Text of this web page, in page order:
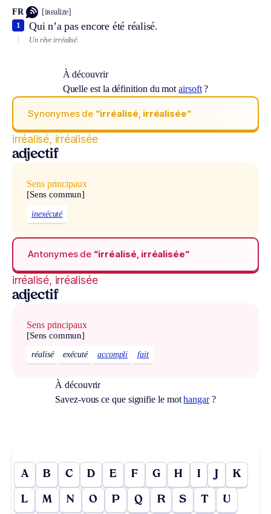
FR [iʀealize]
Qui n’a pas encore été réalisé.
1
Un rêve irréalisé.
À découvrir
Quelle est la définition du motairsoft?
Synonymes de “irréalisé, irréalisée“
irréalisé, irréalisée
adjectif
Sens principaux
[Sens commun]
inexécuté
Antonymes de “irréalisé, irréalisée“
irréalisé, irréalisée
adjectif
Sens principaux
[Sens commun]
réalisé exécuté accompli fait
À découvrir
Savez-vous ce que signifie le mothangar?
A B C D E F G H I J K
L M N O P Q R S T U